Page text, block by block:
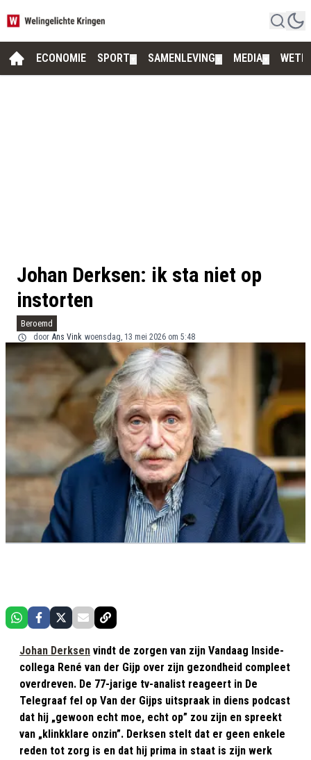
ECONOMIE SPORT SAMENLEVING MEDIA
Johan Derksen: ik sta niet op
instorten
Beroemd
door Ans Vink woensdag, 13 mei 2026 om 5:48
Johan Derksen vindt de zorgen van zijn Vandaag Inside-
collega René van der Gijp over zijn gezondheid compleet
overdreven. De 77-jarige tv-analist reageert in De
Telegraaf fel op Van der Gijps uitspraak in diens podcast
dat hij „gewoon echt moe, echt op” zou zijn en spreekt
van „klinkklare onzin”. Derksen stelt dat er geen enkele
reden tot zorg is en dat hij prima in staat is zijn werk